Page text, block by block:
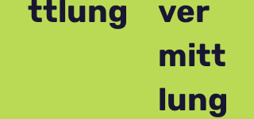
ttlung
ver
mitt
lung